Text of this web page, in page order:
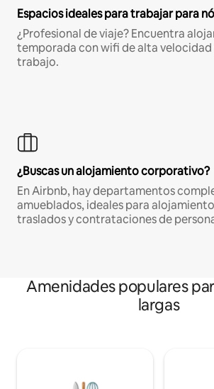
Espacios ideales para trabajar para
¿Profesional de viaje? Encuentra
temporada con wifi de alta velocidad
trabajo.
¿Buscas un alojamiento corporativo?
En Airbnb, hay departamentos
amueblados, ideales para
traslados y contrataciones de
Amenidades populares
largas